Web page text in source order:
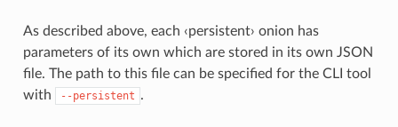
As described above, each ‹persistent› onion has
parameters of its own which are stored in its own JSON
file. The path to this file can be specified for the CLI tool
with
--persistent .